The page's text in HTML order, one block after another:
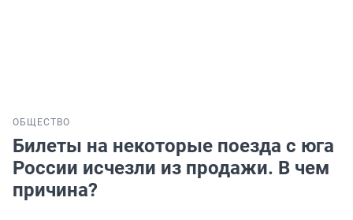
ОБЩЕСТВО
Билеты на некоторые поезда с юга
России исчезли из продажи. В чем
причина?